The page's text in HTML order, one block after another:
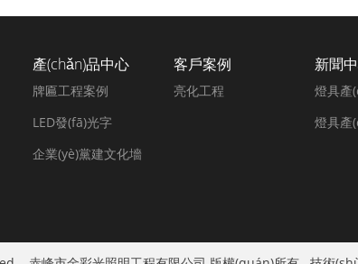
產(chǎn)品中心
牌匾工程案例
LED發(fā)光字
企業(yè)黨建文化墻
客戶案例
亮化工程
新聞
燈具產
燈具產